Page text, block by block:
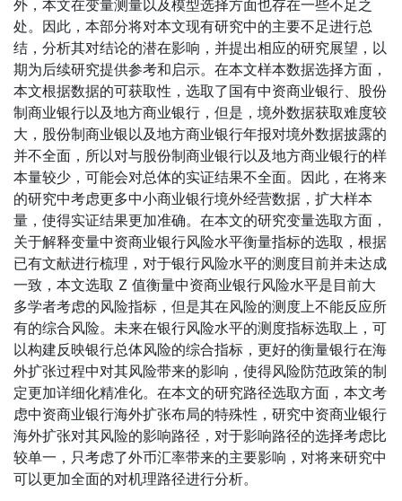
外，本文在变量测量以及模型选择方面也存在一些不足之
处。因此，本部分将对本文现有研究中的主要不足进行总
结，分析其对结论的潜在影响，并提出相应的研究展望，以
期为后续研究提供参考和启示。在本文样本数据选择方面，
本文根据数据的可获取性，选取了国有中资商业银行、股份
制商业银行以及地方商业银行，但是，境外数据获取难度较
大，股份制商业银以及地方商业银行年报对境外数据披露的
并不全面，所以对与股份制商业银行以及地方商业银行的样
本量较少，可能会对总体的实证结果不全面。因此，在将来
的研究中考虑更多中小商业银行境外经营数据，扩大样本
量，使得实证结果更加准确。在本文的研究变量选取方面，
关于解释变量中资商业银行风险水平衡量指标的选取，根据
已有文献进行梳理，对于银行风险水平的测度目前并未达成
一致，本文选取 Z 值衡量中资商业银行风险水平是目前大
多学者考虑的风险指标，但是其在风险的测度上不能反应所
有的综合风险。未来在银行风险水平的测度指标选取上，可
以构建反映银行总体风险的综合指标，更好的衡量银行在海
外扩张过程中对其风险带来的影响，使得风险防范政策的制
定更加详细化精准化。在本文的研究路径选取方面，本文考
虑中资商业银行海外扩张布局的特殊性，研究中资商业银行
海外扩张对其风险的影响路径，对于影响路径的选择考虑比
较单一，只考虑了外币汇率带来的主要影响，对将来研究中
可以更加全面的对机理路径进行分析。